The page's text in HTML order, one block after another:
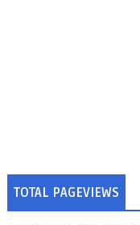
TOTAL PAGEVIEWS